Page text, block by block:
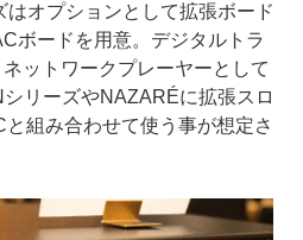
はオプションとして拡張ボード
ボードを用意。デジタルトラ
ットワークプレーヤーとして
リーズやNAZARÉに拡張スロ
組み合わせて使う事が想定さ